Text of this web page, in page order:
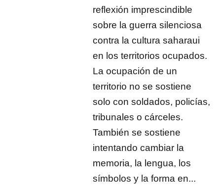
reflexión imprescindible
sobre la guerra silenciosa
contra la cultura saharaui
en los territorios ocupados.
La ocupación de un
territorio no se sostiene
solo con soldados, policías,
tribunales o cárceles.
También se sostiene
intentando cambiar la
memoria, la lengua, los
símbolos y la forma en...